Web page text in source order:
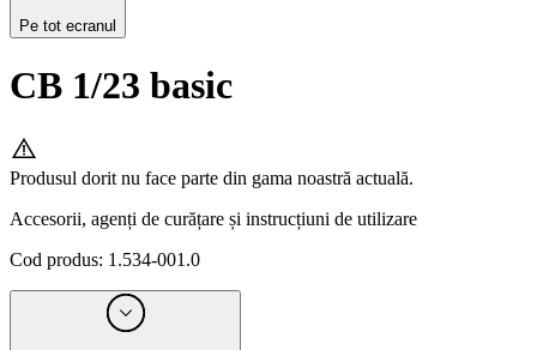
Pe tot ecranul
CB 1/23 basic
Produsul dorit nu face parte din gama noastră actuală.
Accesorii, agenți de curățare și instrucțiuni de utilizare
Cod produs: 1.534-001.0